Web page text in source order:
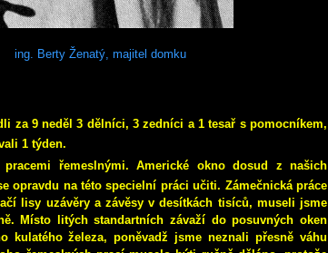
ing. Berty Ženatý, majitel domku
za 9 neděl 3 dělníci, 3 zedníci a 1 tesař s pomocníkem,
1 týden.
řemeslnými.
Americké okno dosud z našich
opravdu na této specielní práci učiti. Zámečnická práce
lisy uzávěry a závěsy v desítkách tisíců, museli jsme
Místo litých standartních závaží do posuvných oken
kulatého železa, poněvadž jsme neznali přesně váhu